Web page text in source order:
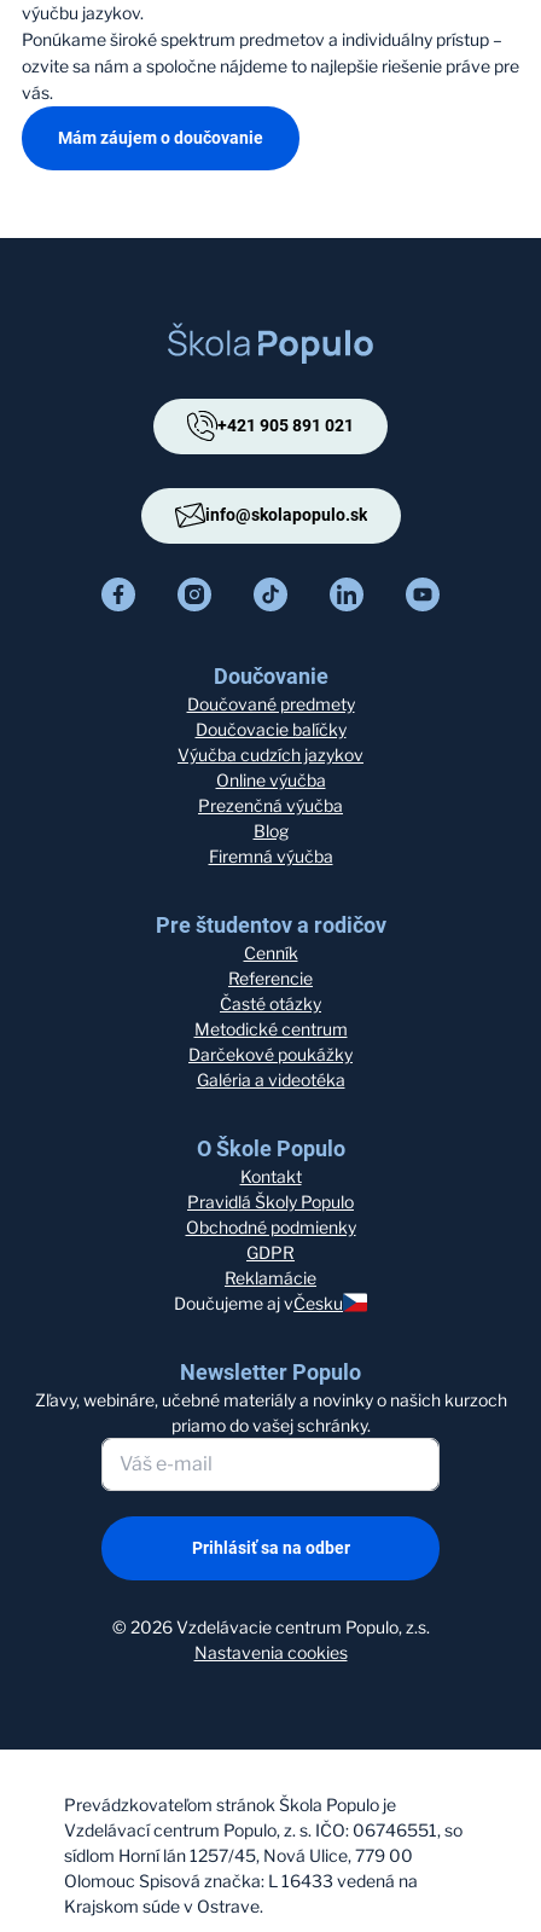
výučbu jazykov.
Ponúkame široké spektrum predmetov a individuálny prístup –
ozvite sa nám a spoločne nájdeme to najlepšie riešenie práve pre
vás.
Mám záujem o doučovanie
+421 905 891 021
info@skolapopulo.sk
Doučovanie
Doučované predmety
Doučovacie balíčky
Výučba cudzích jazykov
Online výučba
Prezenčná výučba
Blog
Firemná výučba
Pre študentov a rodičov
Cenník
Referencie
Časté otázky
Metodické centrum
Darčekové poukážky
Galéria a videotéka
O Škole Populo
Kontakt
Pravidlá Školy Populo
Obchodné podmienky
GDPR
Reklamácie
Doučujeme aj vČesku
Newsletter Populo
Zľavy, webináre, učebné materiály a novinky o našich kurzoch
priamo do vašej schránky.
Prihlásiť sa na odber
©2026 Vzdelávacie centrum Populo, z.s.
Nastavenia cookies
Prevádzkovateľom stránok Škola Populo je
Vzdelávací centrum Populo, z. s. IČO: 06746551, so
sídlom Horní lán 1257/45, Nová Ulice, 779 00
Olomouc Spisová značka: L 16433 vedená na
Krajskom súde v Ostrave.